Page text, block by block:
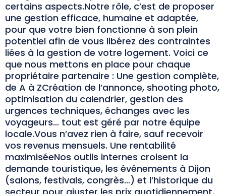
certains aspects.Notre rôle, c’est de proposer
une gestion efficace, humaine et adaptée,
pour que votre bien fonctionne à son plein
potentiel afin de vous libérez des contraintes
liées à la gestion de votre logement. Voici ce
que nous mettons en place pour chaque
propriétaire partenaire : Une gestion complète,
de A à ZCréation de l’annonce, shooting photo,
optimisation du calendrier, gestion des
urgences techniques, échanges avec les
voyageurs… tout est géré par notre équipe
locale.Vous n’avez rien à faire, sauf recevoir
vos revenus mensuels. Une rentabilité
maximiséeNos outils internes croisent la
demande touristique, les événements à Dijon
(salons, festivals, congrès…) et l’historique du